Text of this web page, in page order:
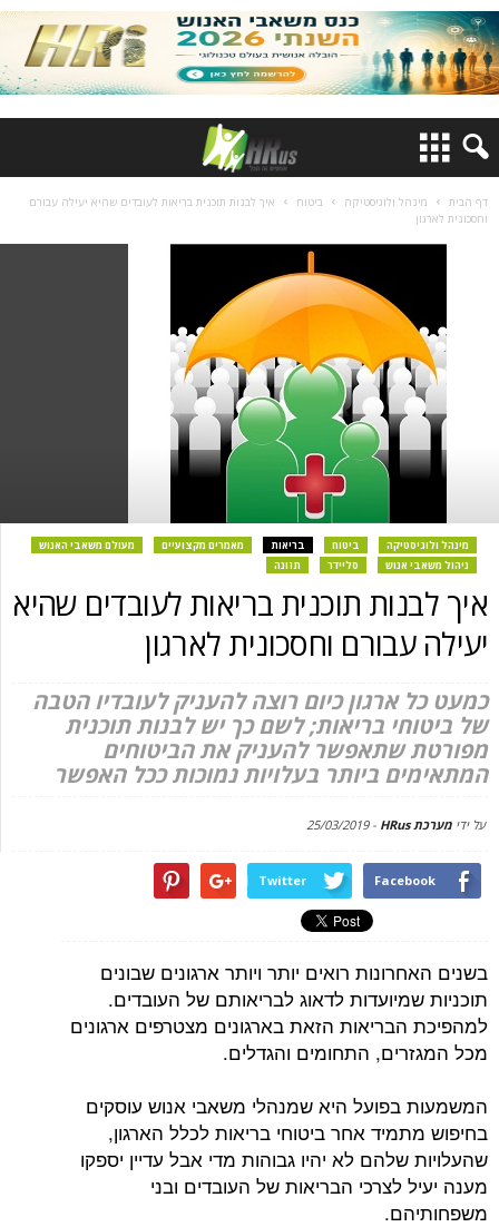
דף הבית מינהל ולוגיסטיקה ביטוח
איך לבנות תוכנית בריאות לעובדים שהיא יעילה עבורם
וחסכונית לארגון
מינהל ולוגיסטיקה ביטוח בריאות מאמרים מקצועיים
מעולם משאבי האנוש
ניהול משאבי אנוש
סליידר תזונה
איך לבנות תוכנית בריאות לעובדים שהיא
יעילה עבורם וחסכונית לארגון
כמעט כל ארגון כיום רוצה להעניק לעובדיו הטבה
של ביטוחי בריאות; לשם כך יש לבנות תוכנית
מפורטת שתאפשר להעניק את הביטוחים
המתאימים ביותר בעלויות נמוכות ככל האפשר
על ידי מערכת HRus -
25/03/2019
Facebook
Twitter
בשנים האחרונות רואים יותר ויותר ארגונים שבונים
תוכניות שמיועדות לדאוג לבריאותם של העובדים.
למהפיכת הבריאות הזאת בארגונים מצטרפים ארגונים
מכל המגזרים, התחומים והגדלים.
המשמעות בפועל היא שמנהלי משאבי אנוש עוסקים
בחיפוש מתמיד אחר ביטוחי בריאות לכלל הארגון,
שהעלויות שלהם לא יהיו גבוהות מדי אבל עדיין יספקו
מענה יעיל לצרכי הבריאות של העובדים ובני
משפחותיהם.